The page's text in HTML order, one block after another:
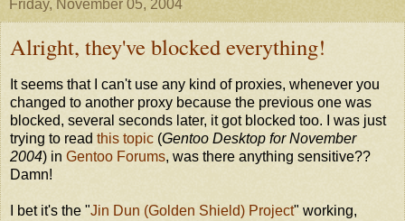
Friday, November 05, 2004
Alright, they've blocked everything!
It seems that I can't use any kind of proxies, whenever you
changed to another proxy because the previous one was
blocked, several seconds later, it got blocked too. I was just
trying to read this topic (Gentoo Desktop for November
2004) in Gentoo Forums, was there anything sensitive??
Damn!
I bet it's the "Jin Dun (Golden Shield) Project" working,